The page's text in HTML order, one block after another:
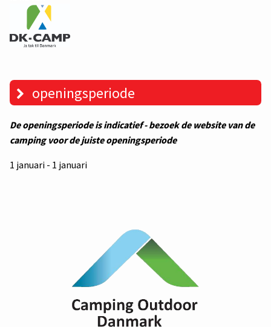
openingsperiode
De openingsperiode is indicatief - bezoek de website van de
camping voor de juiste openingsperiode
1 januari - 1 januari